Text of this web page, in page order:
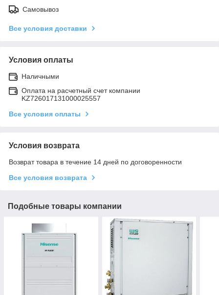
Самовывоз
Все условия доставки
Условия оплаты
Наличными
Оплата на расчетный счет компании
KZ726017131000025557
Все условия оплаты
Условия возврата
Возврат товара в течение 14 дней по договоренности
Все условия возврата
Подобные товары компании